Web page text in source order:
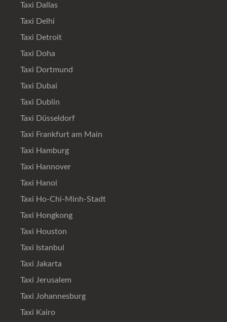
Taxi Dallas
Taxi Delhi
Taxi Detroit
Taxi Doha
Taxi Dortmund
Taxi Dubai
Taxi Dublin
Taxi Düsseldorf
Taxi Frankfurt am Main
Taxi Hamburg
Taxi Hannover
Taxi Hanoi
Taxi Ho-Chi-Minh-Stadt
Taxi Hongkong
Taxi Houston
Taxi Istanbul
Taxi Jakarta
Taxi Jerusalem
Taxi Johannesburg
Taxi Kairo